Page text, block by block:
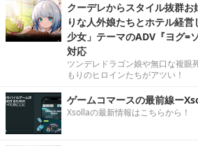
クーデレからスタイル抜群
りな人外娘たちとホテル経
少女」テーマのADV『ヨグ=
対応
ツンデレドラゴン娘や無口な複眼
もりのヒロインたちがアツい！
ゲームコマースの最前線ー
Xsollaの最新情報はこちらから！